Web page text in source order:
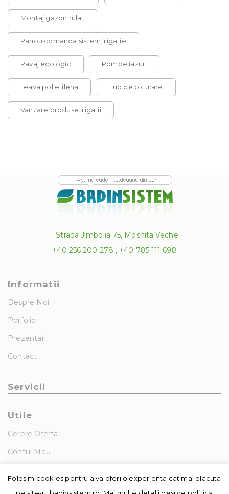
Montaj gazon rulat
Panou comanda sistem irigatie
Pavaj ecologic Pompe iazuri
Teava polietilena Tub de picurare
Vanzare produse irigatii
Strada Jimbolia 75, Mosnita Veche
+40 256 200 278 , +40 785 111 698
Informatii
Despre Noi
Porfolio
Prezentari
Contact
Servicii
Utile
Cerere Oferta
Contul Meu
Folosim cookies pentru a va oferi o experienta cat mai placuta